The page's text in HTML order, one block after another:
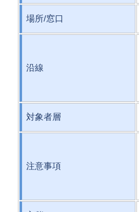
場所/窓口
沿線
対象者層
注意事項